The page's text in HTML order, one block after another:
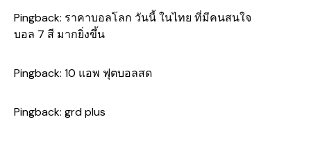
Pingback: ราคาบอลโลก วันนี้ ในไทย ที่มีคนสนใจ
บอล 7 สี มากยิ่งขึ้น
Pingback: 10 แอพ ฟุตบอลสด
Pingback: grd plus